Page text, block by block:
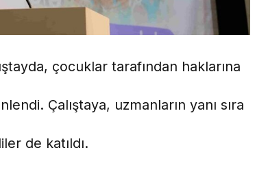
çocuklar tarafından haklarına
Çalıştaya, uzmanların yanı sıra
de katıldı.